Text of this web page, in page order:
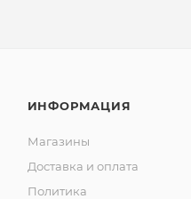
ИНФОРМАЦИЯ
Магазины
Доставка и оплата
Политика